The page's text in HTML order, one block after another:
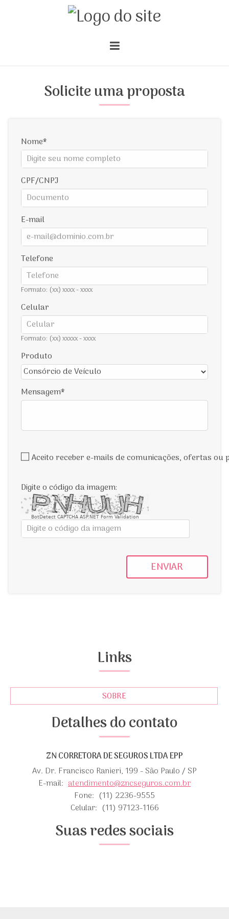
Solicite uma proposta
Nome
CPF/CNPJ
E-mail
Telefone
Formato: (xx) xxxx - xxxx
Celular
Formato: (xx) xxxxx - xxxx
Produto
Mensagem
Aceito receber e-mails de comunicações, ofertas ou
Digite o código da imagem:
BotDetect CAPTCHA ASP.NET Form Validation
ENVIAR
Links
SOBRE
Detalhes do contato
ZN CORRETORA DE SEGUROS LTDA EPP
Av. Dr. Francisco Ranieri, 199 - São Paulo / SP
E-mail: atendimento@zncseguros.com.br
Fone: (11) 2236-9555
Celular: (11) 97123-1166
Suas redes sociais